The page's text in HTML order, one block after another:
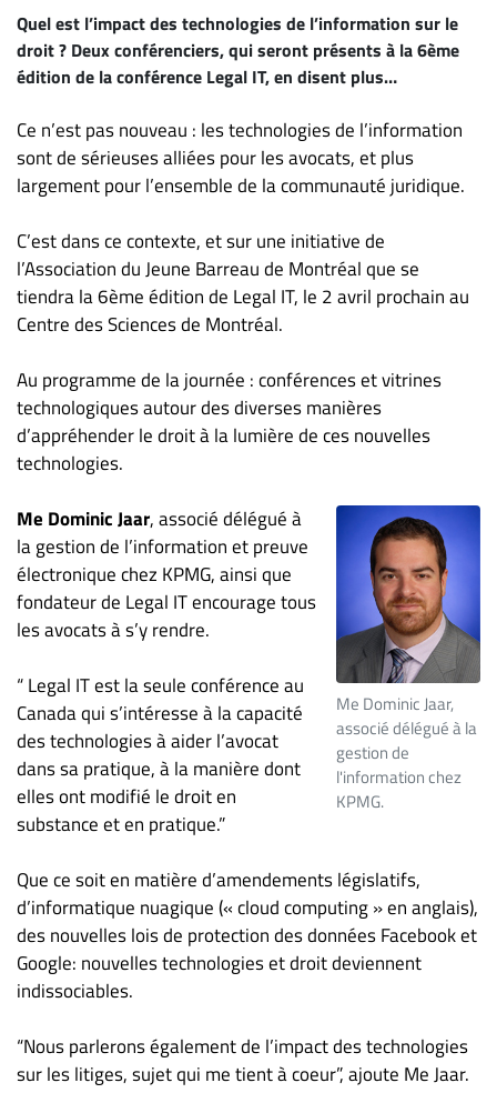
AVOCATS
ET
JURISTES
Offres
d'emploi
Formation
Métiers
Scoop?
CABINETS
ENTREPRISES
Espace
entreprises
entreprises
Publier
un
emploi
Publicité
recrutements
TROUVEZ-
NOUS
Nous
À
propos
Infolettre
S’abonner
Politique de
confidentialité
Quel est l’impact des technologies de l’information sur le
droit ? Deux conférenciers, qui seront présents à la 6ème
édition de la conférence Legal IT, en disent plus…
Ce n’est pas nouveau : les technologies de l’information
sont de sérieuses alliées pour les avocats, et plus
largement pour l’ensemble de la communauté juridique.
C’est dans ce contexte, et sur une initiative de
l’Association du Jeune Barreau de Montréal que se
tiendra la 6ème édition de Legal IT, le 2 avril prochain au
Centre des Sciences de Montréal.
Au programme de la journée : conférences et vitrines
technologiques autour des diverses manières
d’appréhender le droit à la lumière de ces nouvelles
technologies.
Me Dominic Jaar,
associé délégué à la
gestion de
l'information chez
KPMG.
Me Dominic Jaar, associé délégué à
la gestion de l’information et preuve
électronique chez KPMG, ainsi que
fondateur de Legal IT encourage tous
les avocats à s’y rendre.
“ Legal IT est la seule conférence au
Canada qui s’intéresse à la capacité
des technologies à aider l’avocat
dans sa pratique, à la manière dont
elles ont modifié le droit en
substance et en pratique.”
Que ce soit en matière d’amendements législatifs,
d’informatique nuagique (« cloud computing » en anglais),
des nouvelles lois de protection des données Facebook et
Google: nouvelles technologies et droit deviennent
indissociables.
“Nous parlerons également de l’impact des technologies
sur les litiges, sujet qui me tient à coeur”, ajoute Me Jaar.